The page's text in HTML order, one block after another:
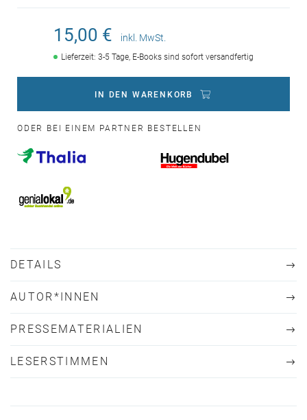
15,00 € inkl. MwSt.
Lieferzeit: 3-5 Tage, E-Books sind sofort versandfertig
IN DEN WARENKORB
ODER BEI EINEM PARTNER BESTELLEN
DETAILS
AUTOR*INNEN
PRESSEMATERIALIEN
LESERSTIMMEN